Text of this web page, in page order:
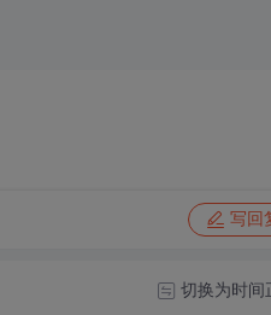
写回
切换为时间